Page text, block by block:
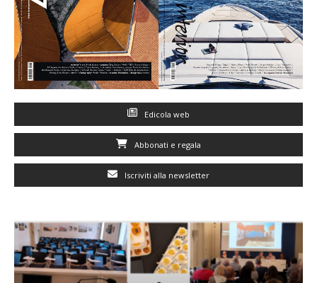
Edicola web
Abbonati e regala
Iscriviti alla newsletter